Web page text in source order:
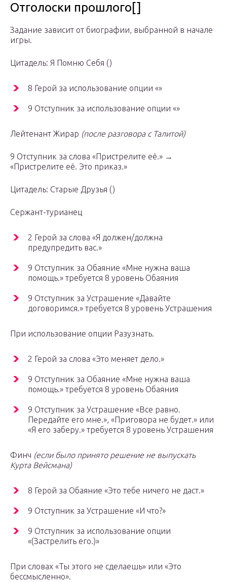
Отголоски прошлого[]
Задание зависит от биографии, выбранной в начале
игры.
Цитадель: Я Помню Себя ()
8 Герой за использование опции «»
9 Отступник за использование опции «»
Лейтенант Жирар (после разговора с Талитой)
9 Отступник за слова «Пристрелите её.» →
«Пристрелите её. Это приказ.»
Цитадель: Старые Друзья ()
Сержант-турианец
2 Герой за слова «Я должен/должна
предупредить вас.»
9 Отступник за Обаяние «Мне нужна ваша
помощь.» требуется 8 уровень Обаяния
9 Отступник за Устрашение «Давайте
договоримся.» требуется 8 уровень Устрашения
При использование опции Разузнать.
2 Герой за слова «Это меняет дело.»
9 Отступник за Обаяние «Мне нужна ваша
помощь.» требуется 8 уровень Обаяния
9 Отступник за Устрашение «Все равно.
Передайте его мне.», «Приговора не будет.» или
«Я его заберу.» требуется 8 уровень Устрашения
Финч (если было принято решение не выпускать
Курта Вейсмана)
8 Герой за Обаяние «Это тебе ничего не даст.»
9 Отступник за Устрашение «И что?»
9 Отступник за использование опции
«(Застрелить его.)»
При словах «Ты этого не сделаешь» или «Это
бессмысленно».